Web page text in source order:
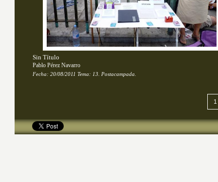
Sin Título
Pablo Pérez Navarro
Fecha: 20/08/2011 Tema: 13. Postacampada.